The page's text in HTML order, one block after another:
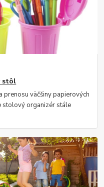
stôl
prenosu väčšiny papierových
stolový organizér stále